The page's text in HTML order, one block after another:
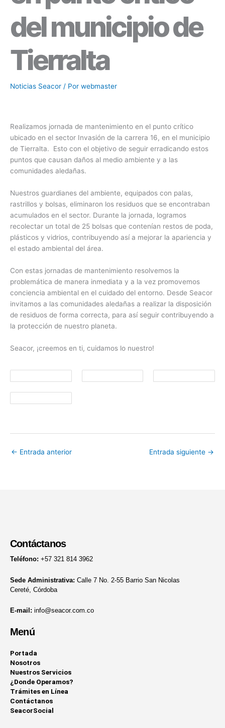
del municipio de
Tierralta
Noticias Seacor / Por webmaster
Realizamos jornada de mantenimiento en el punto crítico
ubicado en el sector Invasión de la carrera 16, en el municipio
de Tierralta. Esto con el objetivo de seguir erradicando estos
puntos que causan daños al medio ambiente y a las
comunidades aledañas.
Nuestros guardianes del ambiente, equipados con palas,
rastrillos y bolsas, eliminaron los residuos que se encontraban
acumulados en el sector. Durante la jornada, logramos
recolectar un total de 25 bolsas que contenían restos de poda,
plásticos y vidrios, contribuyendo así a mejorar la apariencia y
el estado ambiental del área.
Con estas jornadas de mantenimiento resolvemos la
problemática de manera inmediata y a la vez promovemos
conciencia ambiental en el cuidado del entorno. Desde Seacor
invitamos a las comunidades aledañas a realizar la disposición
de residuos de forma correcta, para así seguir contribuyendo a
la protección de nuestro planeta.
Seacor, ¡creemos en ti, cuidamos lo nuestro!
← Entrada anterior Entrada siguiente →
Contáctanos
Teléfono: +57 321 814 3962
Sede Administrativa: Calle 7 No. 2-55 Barrio San Nicolas
Cereté, Córdoba
E-mail: info@seacor.com.co
Menú
Portada
Nosotros
Nuestros Servicios
¿Donde Operamos?
Trámites en Línea
Contáctanos
SeacorSocial